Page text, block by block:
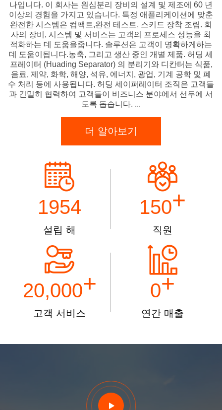
나입니다. 이 회사는 원심분리 장비의 설계 및 제조에 60 년
이상의 경험을 가지고 있습니다. 특정 애플리케이션에 맞춘
완전한 시스템은 컴팩트,완전 테스트, 스키드 장착 조립. 회
사의 장비, 시스템 및 서비스는 고객의 프로세스 성능을 최
적화하는 데 도움을줍니다. 솔루션은 고객이 명확하게하는
데 도움이됩니다.농축, 그리고 생산 중인 개별 제품. 허딩 세
프레이터 (Huading Separator) 의 분리기와 디칸터는 식품,
음료, 제약, 화학, 해양, 석유, 에너지, 광업, 기계 공학 및 폐
수 처리 등에 사용됩니다. 허딩 세이퍼레이터 조직은 고객들
과 긴밀히 협력하여 고객들이 비즈니스 분야에서 선두에 서
도록 돕습니다. ...
더 알아보기
1954
설립 해
150+
직원
20,000+
고객 서비스
0+
연간 매출